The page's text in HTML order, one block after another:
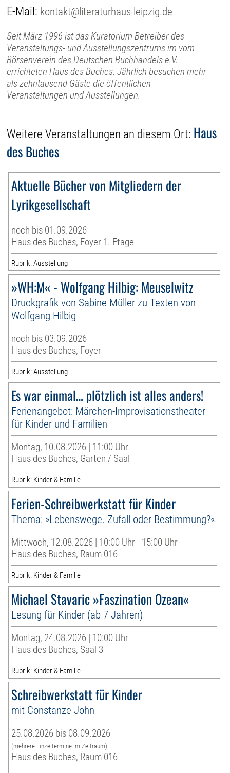
E-Mail: kontakt@literaturhaus-leipzig.de
Seit März 1996 ist das Kuratorium Betreiber des
Veranstaltungs- und Ausstellungszentrums im vom
Börsenverein des Deutschen Buchhandels e.V.
errichteten Haus des Buches. Jährlich besuchen mehr
als zehntausend Gäste die öffentlichen
Veranstaltungen und Ausstellungen.
Weitere Veranstaltungen an diesem Ort: Haus
des Buches
Aktuelle Bücher von Mitgliedern der
Lyrikgesellschaft
noch bis 01.09.2026
Haus des Buches, Foyer 1. Etage
Rubrik: Ausstellung
»WH:M« - Wolfgang Hilbig: Meuselwitz
Druckgrafik von Sabine Müller zu Texten von
Wolfgang Hilbig
noch bis 03.09.2026
Haus des Buches, Foyer
Rubrik: Ausstellung
Es war einmal… plötzlich ist alles anders!
Ferienangebot: Märchen-Improvisationstheater
für Kinder und Familien
Montag, 10.08.2026 | 11:00 Uhr
Haus des Buches, Garten / Saal
Rubrik: Kinder & Familie
Ferien-Schreibwerkstatt für Kinder
Thema: »Lebenswege. Zufall oder Bestimmung?«
Mittwoch, 12.08.2026 | 10:00 Uhr - 15:00 Uhr
Haus des Buches, Raum 016
Rubrik: Kinder & Familie
Michael Stavaric »Faszination Ozean«
Lesung für Kinder (ab 7 Jahren)
Montag, 24.08.2026 | 10:00 Uhr
Haus des Buches, Saal 3
Rubrik: Kinder & Familie
Schreibwerkstatt für Kinder
mit Constanze John
25.08.2026 bis 08.09.2026
(mehrere Einzeltermine im Zeitraum)
Haus des Buches, Raum 016